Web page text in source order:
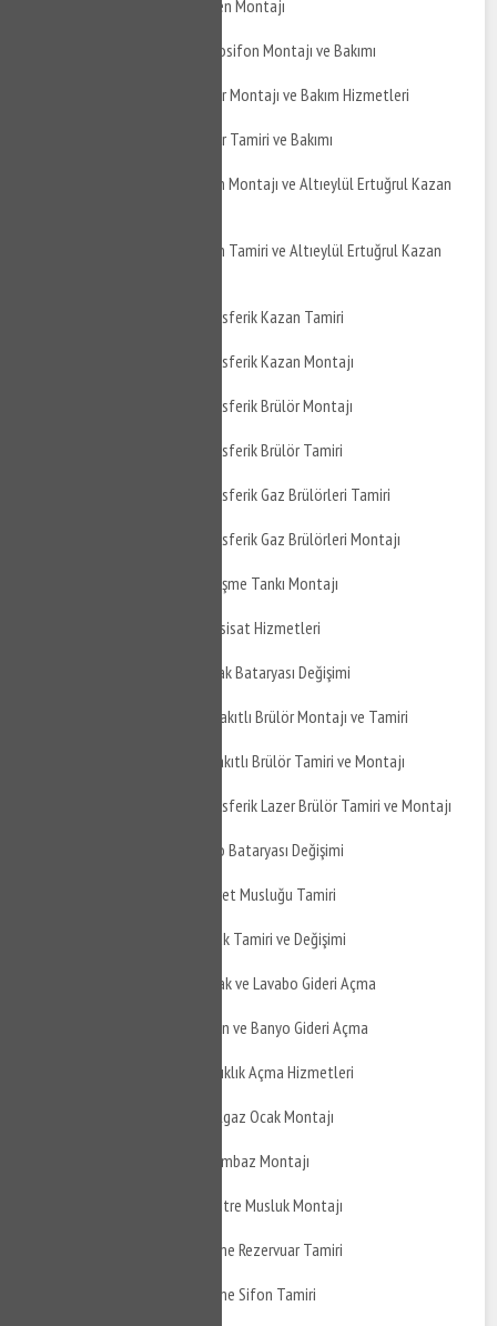
Altıeylül Ertuğrul Şofben Montajı
Altıeylül Ertuğrul Termosifon Montajı ve Bakımı
Altıeylül Ertuğrul Boyler Montajı ve Bakım Hizmetleri
Altıeylül Ertuğrul Boyler Tamiri ve Bakımı
Altıeylül Ertuğrul Kazan Montajı ve Altıeylül Ertuğrul Kazan
Altıeylül Ertuğrul Kazan Tamiri ve Altıeylül Ertuğrul Kazan
Altıeylül Ertuğrul Atmosferik Kazan Tamiri
Altıeylül Ertuğrul Atmosferik Kazan Montajı
Altıeylül Ertuğrul Atmosferik Brülör Montajı
Altıeylül Ertuğrul Atmosferik Brülör Tamiri
Altıeylül Ertuğrul Atmosferik Gaz Brülörleri Tamiri
Altıeylül Ertuğrul Atmosferik Gaz Brülörleri Montajı
Altıeylül Ertuğrul Genleşme Tankı Montajı
Altıeylül Ertuğrul Su Tesisat Hizmetleri
Altıeylül Ertuğrul Mutfak Bataryası Değişimi
Altıeylül Ertuğrul Gaz Yakıtlı Brülör Montajı ve Tamiri
Altıeylül Ertuğrul Sıvı Yakıtlı Brülör Tamiri ve Montajı
Altıeylül Ertuğrul Atmosferik Lazer Brülör Tamiri ve Montajı
Altıeylül Ertuğrul Banyo Bataryası Değişimi
Altıeylül Ertuğrul Taharet Musluğu Tamiri
Altıeylül Ertuğrul Musluk Tamiri ve Değişimi
Altıeylül Ertuğrul Mutfak ve Lavabo Gideri Açma
Altıeylül Ertuğrul Balkon ve Banyo Gideri Açma
Altıeylül Ertuğrul Tıkanıklık Açma Hizmetleri
Altıeylül Ertuğrul Doğalgaz Ocak Montajı
Altıeylül Ertuğrul Davlumbaz Montajı
Altıeylül Ertuğrul Ankastre Musluk Montajı
Altıeylül Ertuğrul Gömme Rezervuar Tamiri
Altıeylül Ertuğrul Gömme Sifon Tamiri